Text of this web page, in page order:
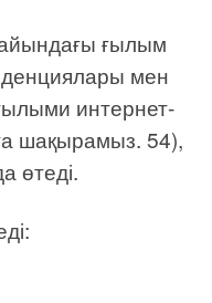
ғылым
мен
интернет-
шақырамыз. 54),
өтеді.